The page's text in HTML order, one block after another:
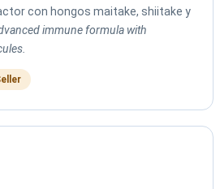
con hongos maitake, shiitake y
immune formula with